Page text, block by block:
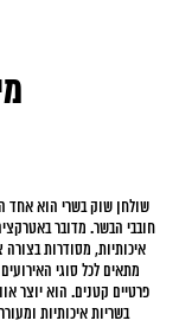
שולחן שוק בשרי הוא אחד
חובבי הבשר. מדובר
איכותיות, מסודרות
מתאים לכל סוגי
פרטיים קטנים. הוא יוצר
בשריות איכותיות